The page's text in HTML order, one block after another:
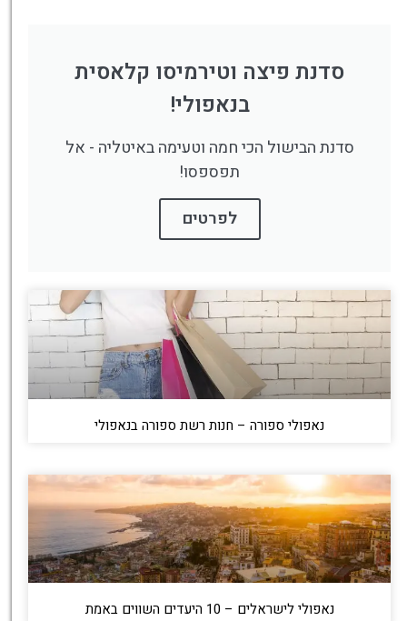
סדנת פיצה וטירמיסו קלאסית
בנאפולי!
סדנת הבישול הכי חמה וטעימה באיטליה - אל
תפספסו!
לפרטים
נאפולי ספורה – חנות רשת ספורה בנאפולי
נאפולי לישראלים – 10 היעדים השווים באמת